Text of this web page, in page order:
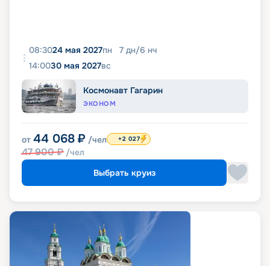
08:3024 мая 2027пн 7 дн/6 нч
14:0030 мая 2027вс
Космонавт Гагарин
ЭКОНОМ
от 44 068 ₽ /чел
47 900₽ /чел
+2 027
Выбрать круиз